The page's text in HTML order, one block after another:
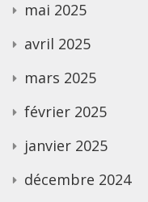
mai 2025
avril 2025
mars 2025
février 2025
janvier 2025
décembre 2024